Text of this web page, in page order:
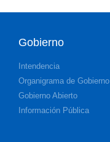
Gobierno
Intendencia
Organigrama de Gobierno
Gobierno Abierto
Información Pública